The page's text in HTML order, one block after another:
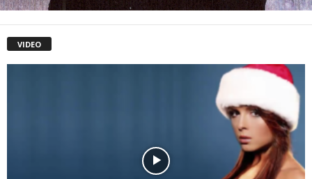
VIDEO